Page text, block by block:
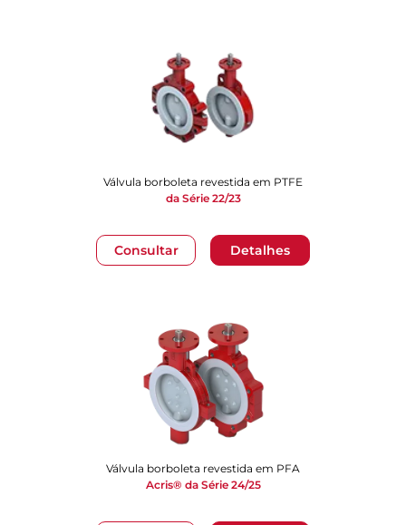
Consultar Detalhes
Válvula borboleta revestida em PTFE
da Série 22/23
Válvula borboleta revestida em PFA
Acris® da Série 24/25